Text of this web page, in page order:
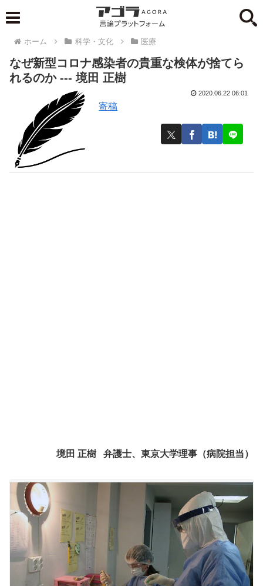
ホーム 科学・文化 医療
なぜ新型コロナ感染者の貴重な検体が捨てら
れるのか --- 境田 正樹
寄稿
2020.06.22 06:01
境田 正樹 弁護士、東京大学理事（病院担当）